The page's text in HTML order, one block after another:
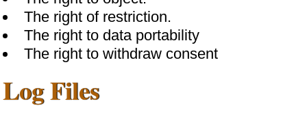
The right of restriction.
The right to data portability
The right to withdraw consent
Log Files